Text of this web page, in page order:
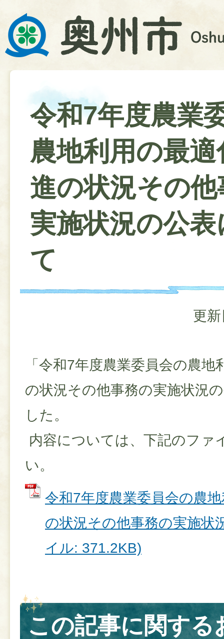
令和7年度農業
農地利用の最
進の状況その
実施状況の公
て
更
「令和7年度農業委員会の農
の状況その他事務の実施状況
した。
内容については、下記のファ
い。
令和7年度農業委員会の農
の状況その他事務の実施状
イル: 371.2KB)
この記事に関する